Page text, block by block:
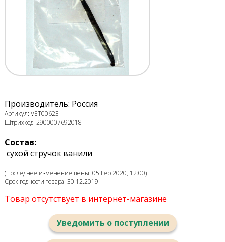
Производитель: Россия
Артикул: VET00623
Штрихкод: 2900007692018
Состав:
сухой стручок ванили
(Последнее изменение цены: 05 Feb 2020, 12:00)
Срок годности товара: 30.12.2019
Товар отсутствует в интернет-магазине
Уведомить о поступлении